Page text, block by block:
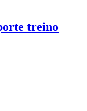
treino